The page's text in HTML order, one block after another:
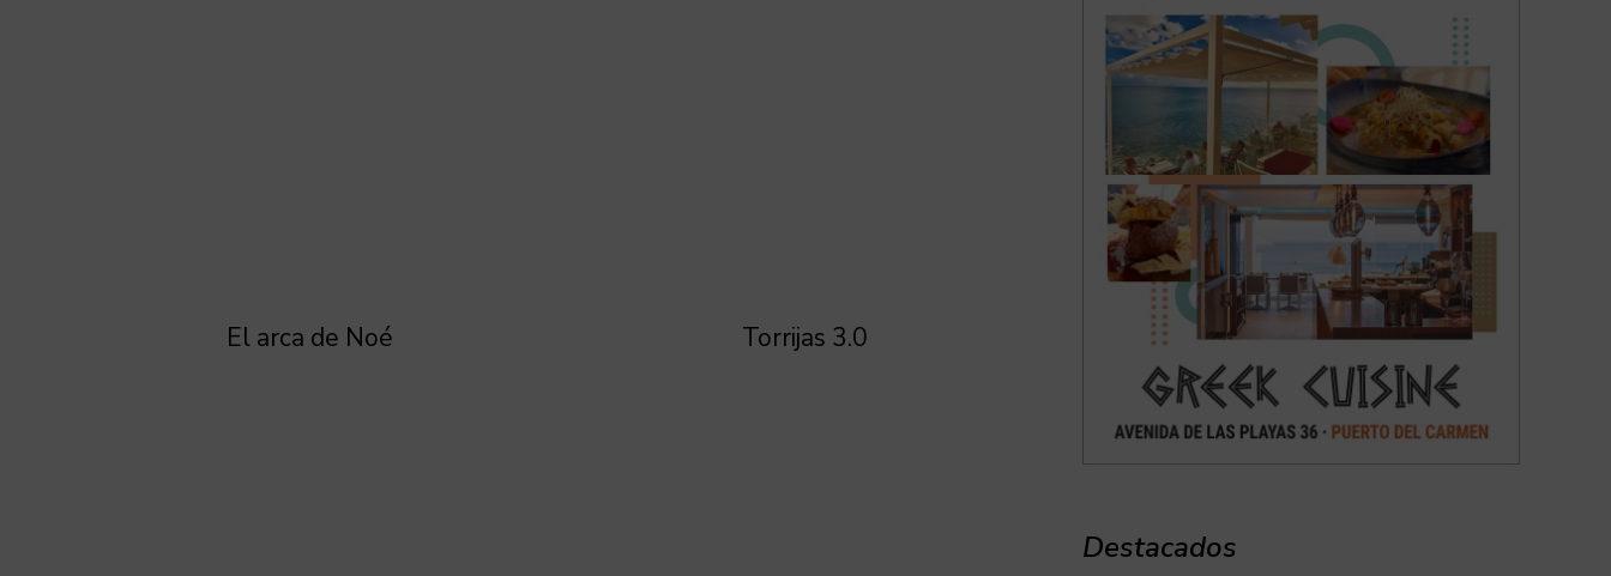
El arca de Noé Torrijas 3.0
Destacados